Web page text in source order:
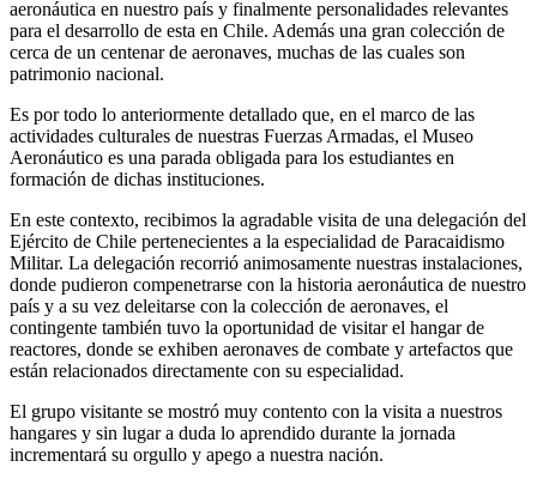
aeronáutica en nuestro país y finalmente personalidades relevantes
para el desarrollo de esta en Chile. Además una gran colección de
cerca de un centenar de aeronaves, muchas de las cuales son
patrimonio nacional.
Es por todo lo anteriormente detallado que, en el marco de las
actividades culturales de nuestras Fuerzas Armadas, el Museo
Aeronáutico es una parada obligada para los estudiantes en
formación de dichas instituciones.
En este contexto, recibimos la agradable visita de una delegación del
Ejército de Chile pertenecientes a la especialidad de Paracaidismo
Militar. La delegación recorrió animosamente nuestras instalaciones,
donde pudieron compenetrarse con la historia aeronáutica de nuestro
país y a su vez deleitarse con la colección de aeronaves, el
contingente también tuvo la oportunidad de visitar el hangar de
reactores, donde se exhiben aeronaves de combate y artefactos que
están relacionados directamente con su especialidad.
El grupo visitante se mostró muy contento con la visita a nuestros
hangares y sin lugar a duda lo aprendido durante la jornada
incrementará su orgullo y apego a nuestra nación.